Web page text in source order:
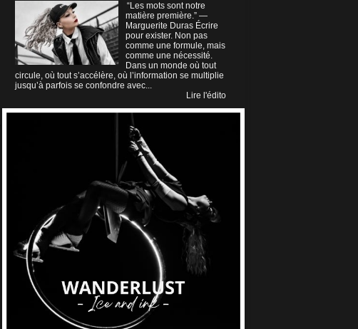
“Les mots sont notre
matière première.” —
Marguerite Duras Écrire
pour exister. Non pas
comme une formule, mais
comme une nécessité.
Dans un monde où tout
circule, où tout s’accélère, où l’information se multiplie
jusqu’à parfois se confondre avec...
Lire l'édito